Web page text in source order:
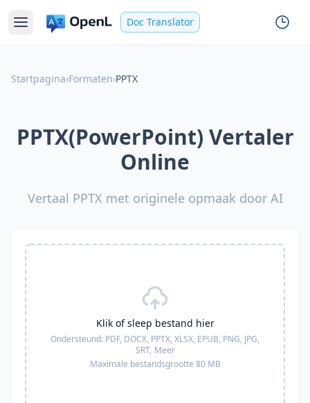
Doc Translator
Startpagina›Formaten›PPTX
PPTX(PowerPoint) Vertaler
Online
Vertaal PPTX met originele opmaak door AI
Klik of sleep bestand hier
Ondersteund: PDF, DOCX, PPTX, XLSX, EPUB, PNG, JPG,
SRT, Meer
Maximale bestandsgrootte 80 MB